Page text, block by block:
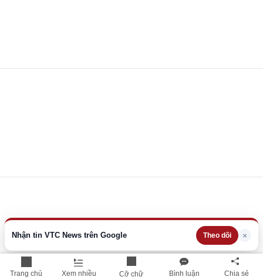
Trang chủ Xem nhiều Cỡ chữ Bình luận Chia sẻ
Nhận tin VTC News trên Google Theo dõi ×